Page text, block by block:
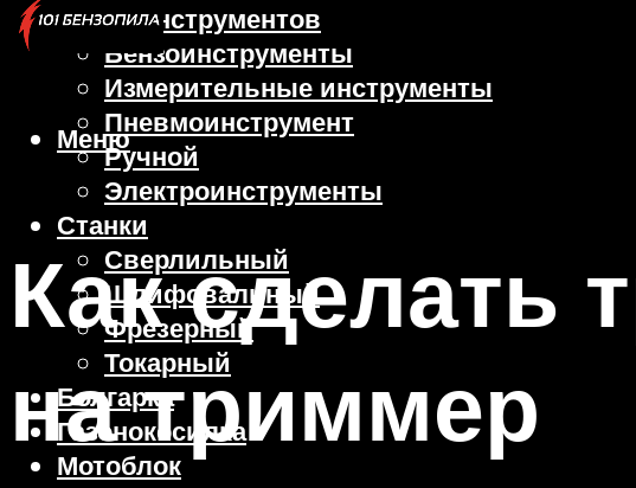
Виды инструментов
Бензоинструменты
Измерительные инструменты
Пневмоинструмент
Ручной
Электроинструменты
Станки
Сверлильный
Шлифовальный
Фрезерный
Токарный
Болгарка
Газонокосилка
Мотоблок
Меню
Как сделать
на триммер